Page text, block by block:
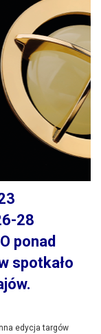
28
ponad
spotkało
edycja targów